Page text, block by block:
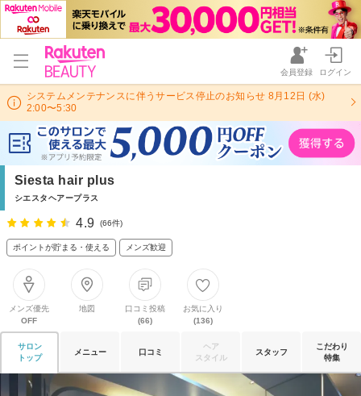
会員登録 ログイン
システムメンテナンスに伴うサービス停止のお知らせ 8月12日 (水)
2:00〜5:30
Siesta hair plus
シエスタヘアープラス
4.9 (66件)
ポイントが貯まる・使える メンズ歓迎
メンズ優先
OFF
地図
口コミ投稿
(66)
お気に入り
(136)
サロン
トップ
メニュー 口コミ
ヘア
スタイル
スタッフ
こだわり
特集